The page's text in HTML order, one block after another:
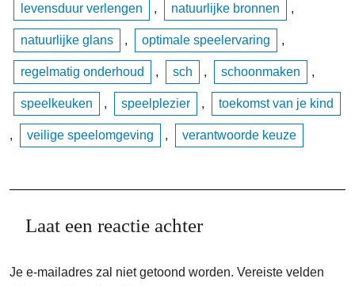
levensduur verlengen , natuurlijke bronnen ,
natuurlijke glans , optimale speelervaring ,
regelmatig onderhoud , sch , schoonmaken ,
speelkeuken , speelplezier , toekomst van je kind
, veilige speelomgeving , verantwoorde keuze
Laat een reactie achter
Je e-mailadres zal niet getoond worden. Vereiste velden